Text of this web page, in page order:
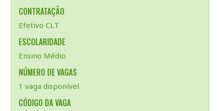
CONTRATAÇÃO
Efetivo CLT
ESCOLARIDADE
Ensino Médio
NÚMERO DE VAGAS
1 vaga disponível
CÓDIGO DA VAGA